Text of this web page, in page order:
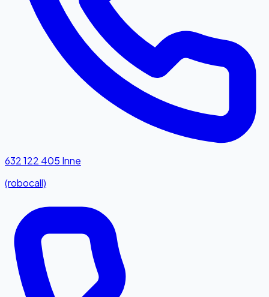
632 122 405 Inne
(robocall)